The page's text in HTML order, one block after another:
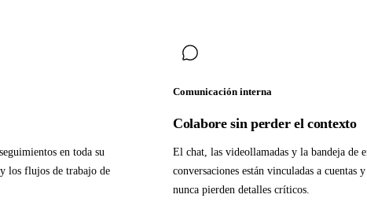
en toda su
los flujos de trabajo de
Comunicación interna
Colabore sin perder el contexto
El chat, las videollamadas y la bandeja de
conversaciones están vinculadas a cuentas
nunca pierden detalles críticos.